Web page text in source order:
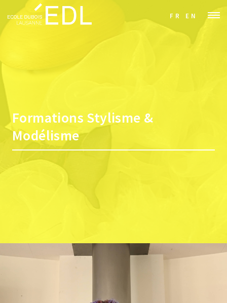
FR EN
Formations Stylisme &
Modélisme